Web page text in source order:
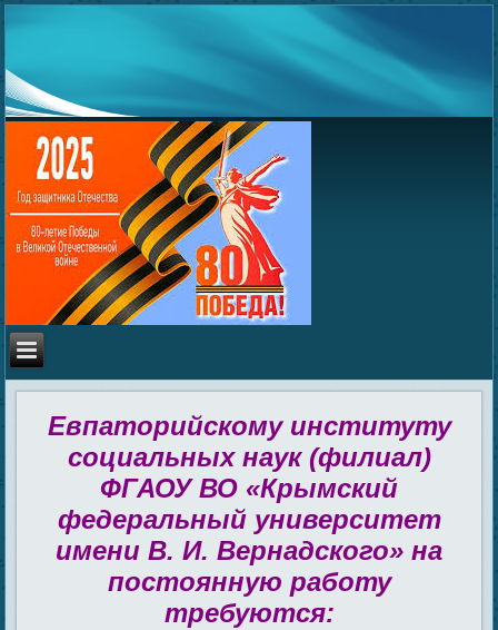
Евпаторийскому институту
социальных наук (филиал)
ФГАОУ ВО «Крымский
федеральный университет
имени В. И. Вернадского» на
постоянную работу
требуются: